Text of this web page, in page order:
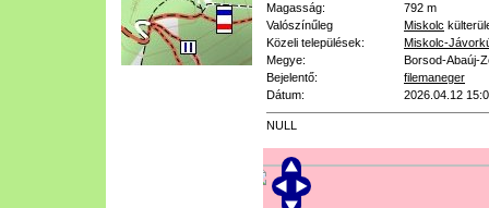
Magasság:
792 m
Valószínűleg
Miskolc
Közeli települések:
Miskolc-
Megye:
Borsod-Abaúj-
Bejelentő:
filemaneger
Dátum:
2026.04.12
NULL